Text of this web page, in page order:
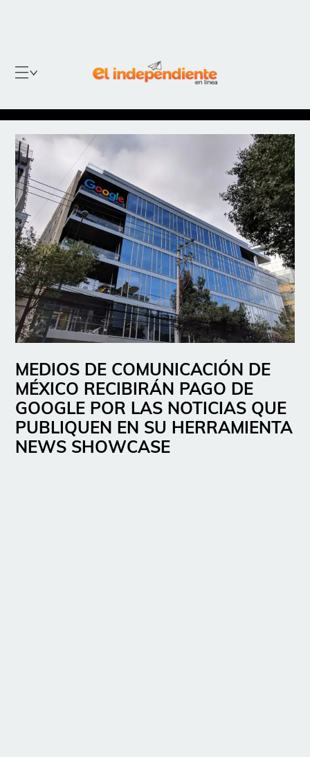
MEDIOS DE COMUNICACIÓN DE
MÉXICO RECIBIRÁN PAGO DE
GOOGLE POR LAS NOTICIAS QUE
PUBLIQUEN EN SU HERRAMIENTA
NEWS SHOWCASE